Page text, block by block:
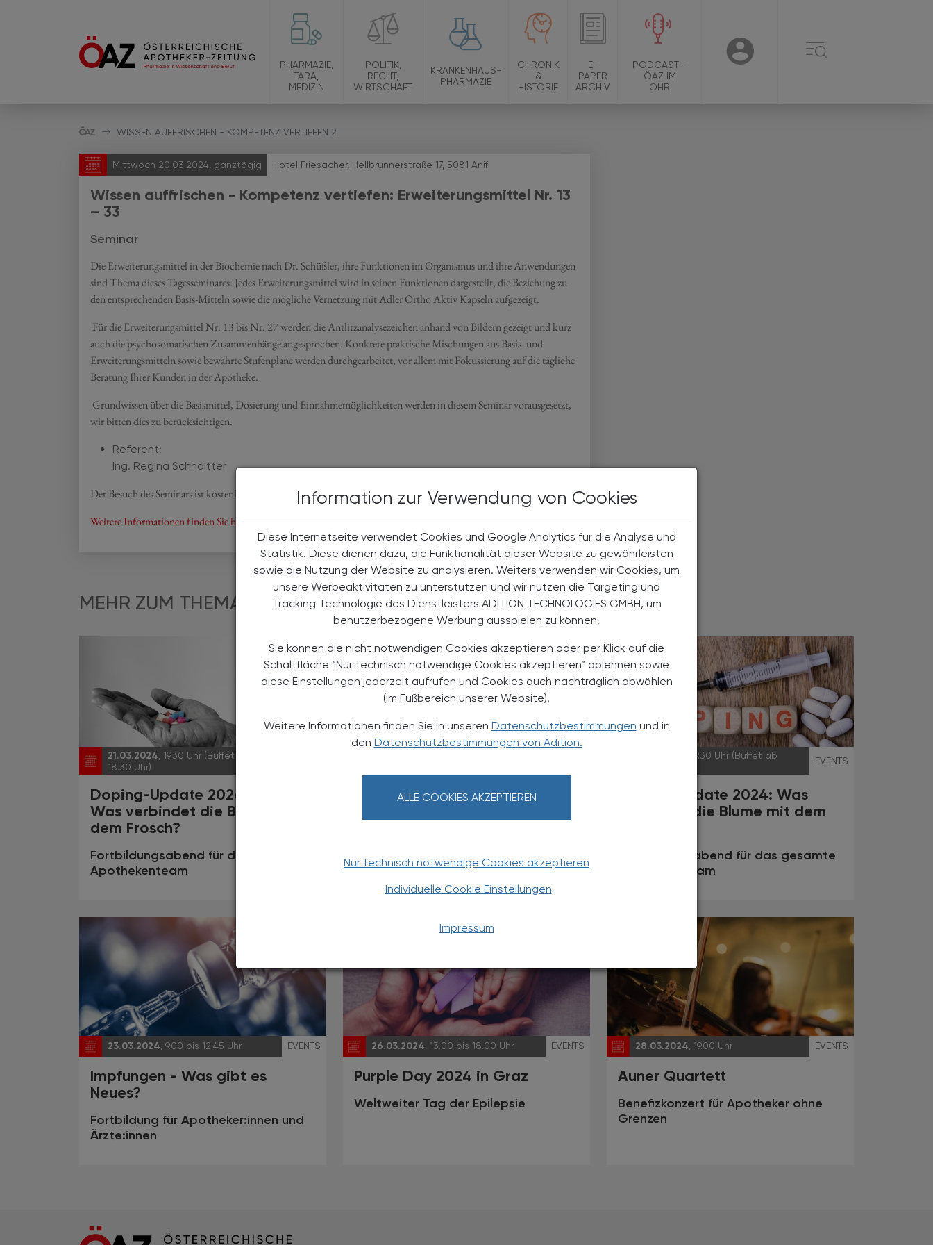
Information zur Verwendung von Cookies
Diese Internetseite verwendet Cookies und Google Analytics für die Analyse und
Statistik. Diese dienen dazu, die Funktionalität dieser Website zu gewährleisten
sowie die Nutzung der Website zu analysieren. Weiters verwenden wir Cookies, um
unsere Werbeaktivitäten zu unterstützen und wir nutzen die Targeting und
Tracking Technologie des Dienstleisters ADITION TECHNOLOGIES GMBH, um
benutzerbezogene Werbung ausspielen zu können.
Sie können die nicht notwendigen Cookies akzeptieren oder per Klick auf die
Schaltfläche “Nur technisch notwendige Cookies akzeptieren” ablehnen sowie
diese Einstellungen jederzeit aufrufen und Cookies auch nachträglich abwählen
(im Fußbereich unserer Website).
Weitere Informationen finden Sie in unseren Datenschutzbestimmungen und in
den Datenschutzbestimmungen von Adition.
ALLE COOKIES AKZEPTIEREN
Nur technisch notwendige Cookies akzeptieren
Individuelle Cookie Einstellungen
Impressum
PHARMAZIE,
TARA,
MEDIZIN
POLITIK,
RECHT,
WIRTSCHAFT
KRANKENHAUS-
PHARMAZIE
CHRONIK
&
HISTORIE
E-
PAPER
ARCHIV
PODCAST -
ÖAZ IM
OHR
USER ☰
WISSEN AUFFRISCHEN - KOMPETENZ VERTIEFEN 2
Mittwoch 20.03.2024, ganztägig Hotel Friesacher, Hellbrunnerstraße 17, 5081 Anif
Wissen auffrischen - Kompetenz vertiefen: Erweiterungsmittel Nr. 13
– 33
Seminar
Die Erweiterungsmittel in der Biochemie nach Dr. Schüßler, ihre Funktionen im Organismus und ihre Anwendungen
sind Thema dieses Tagesseminares: Jedes Erweiterungsmittel wird in seinen Funktionen dargestellt, die Beziehung zu
den entsprechenden Basis-Mitteln sowie die mögliche Vernetzung mit Adler Ortho Aktiv Kapseln aufgezeigt.
Für die Erweiterungsmittel Nr. 13 bis Nr. 27 werden die Antlitzanalysezeichen anhand von Bildern gezeigt und kurz
auch die psychosomatischen Zusammenhänge angesprochen. Konkrete praktische Mischungen aus Basis- und
Erweiterungsmitteln sowie bewährte Stufenpläne werden durchgearbeitet, vor allem mit Fokussierung auf die tägliche
Beratung Ihrer Kunden in der Apotheke.
Grundwissen über die Basismittel, Dosierung und Einnahmemöglichkeiten werden in diesem Seminar vorausgesetzt,
wir bitten dies zu berücksichtigen.
Referent:
Ing. Regina Schnaitter
Der Besuch des Seminars ist kostenlos.
Weitere Informationen finden Sie hier!
MEHR ZUM THEMA
21.03.2024, 19.30 Uhr (Buffet ab
18.30 Uhr)
Doping-Update 2024:
Was verbindet die Blume mit
dem Frosch?
Fortbildungsabend für das gesamte
Apothekenteam
Hackbrett-Konzert
des Instituts Hartheim für Menschen
, 19.30 Uhr (Buffet ab
EVENTS
Doping Update 2024: Was
verbindet die Blume mit dem
Fortbildungsabend für das gesamte
Apothekenteam
23.03.2024 , 9.00 bis 12.45 Uhr EVENTS
Impfungen - Was gibt es
Neues?
Fortbildung für Apotheker:innen und
Ärzte:innen
26.03.2024 , 13.00 bis 18.00 Uhr EVENTS
Purple Day 2024 in Graz
Weltweiter Tag der Epilepsie
28.03.2024 , 19.00 Uhr EVENTS
Auner Quartett
Benefizkonzert für Apotheker ohne
Grenzen